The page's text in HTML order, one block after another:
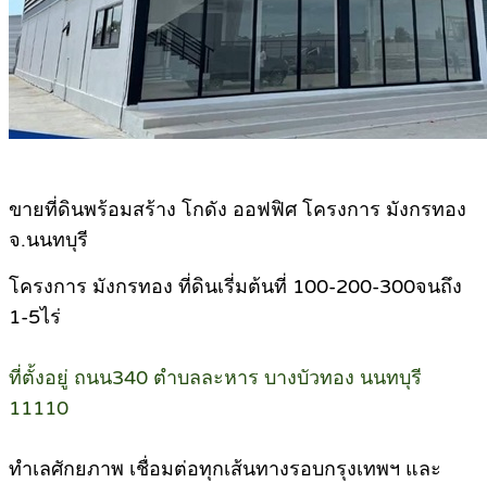
ขายที่ดินพร้อมสร้าง โกดัง ออฟฟิศ โครงการ มังกรทอง
จ.นนทบุรี
โครงการ มังกรทอง ที่ดินเรี่มต้นที่ 100-200-300จนถึง
1-5ไร่
ที่ตั้งอยู่ ถนน340 ตำบลละหาร บางบัวทอง นนทบุรี
11110
ทำเลศักยภาพ เชื่อมต่อทุกเส้นทางรอบกรุงเทพฯ และ